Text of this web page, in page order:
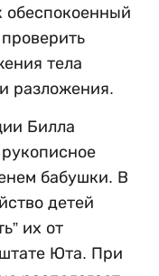
обеспокоенный
тела
разложения.
Билла
бабушки. В
детей
их от
Юта. При